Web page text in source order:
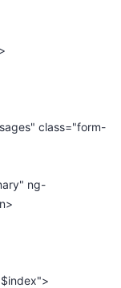
class="form-
ng-